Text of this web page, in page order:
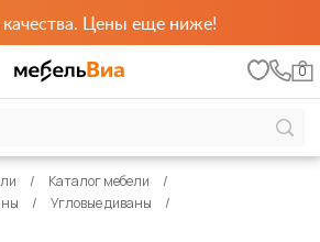
качества. Цены еще ниже!
0
Каталог мебели
Угловые диваны